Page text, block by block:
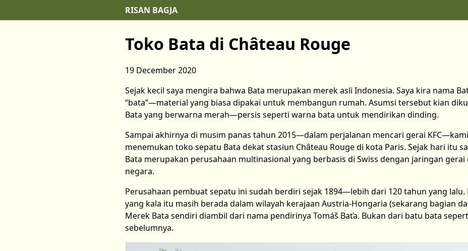
RISAN BAGJA
Toko Bata di Château Rouge
19 December 2020
Sejak kecil saya mengira bahwa Bata merupakan merek asli Indonesia. Saya kira nama
“bata”—material yang biasa dipakai untuk membangun rumah. Asumsi tersebut kian
Bata yang berwarna merah—persis seperti warna bata untuk mendirikan dinding.
Sampai akhirnya di musim panas tahun 2015—dalam perjalanan mencari gerai
menemukan toko sepatu Bata dekat stasiun Château Rouge di kota Paris. Sejak hari itu
Bata merupakan perusahaan multinasional yang berbasis di Swiss dengan jaringan gerai
negara.
Perusahaan pembuat sepatu ini sudah berdiri sejak 1894—lebih dari 120 tahun yang
yang kala itu masih berada dalam wilayah kerajaan Austria-Hongaria (sekarang bagian
Merek Bata sendiri diambil dari nama pendirinya Tomáš Baťa. Bukan dari batu bata
sebelumnya.